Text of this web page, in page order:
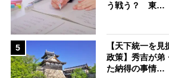
う戦う？ 東…
5
【天下統一を
政策】秀吉が弟
た納得の事情…